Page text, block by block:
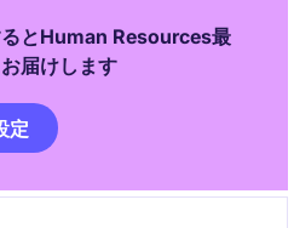
とHuman Resources最
届けします
定